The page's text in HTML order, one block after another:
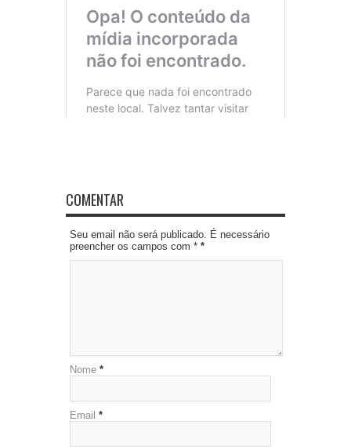
COMENTAR
Seu email não será publicado. É necessário
preencher os campos com * *
Nome *
Email *